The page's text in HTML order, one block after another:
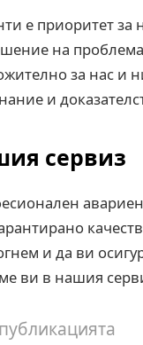
е приоритет за
на
за нас и
и
сервиз
и да ви
ви в нашия